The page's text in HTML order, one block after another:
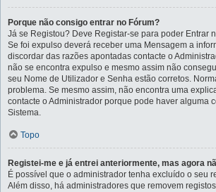
Porque não consigo entrar no Fórum?
Já se Registou? Deve Registar-se para poder Entrar
Se foi expulso deverá receber uma Mensagem a
discordar das razões apontadas contacte o
não se encontra expulso e mesmo assim não
seu Nome de Utilizador e Senha estão corretos.
problema. Se mesmo assim, não encontra uma
contacte o Administrador porque pode haver alguma
Sistema.
Topo
Registei-me e já entrei anteriormente, mas agora
É possível que o administrador tenha excluído o seu
Além disso, há administradores que removem